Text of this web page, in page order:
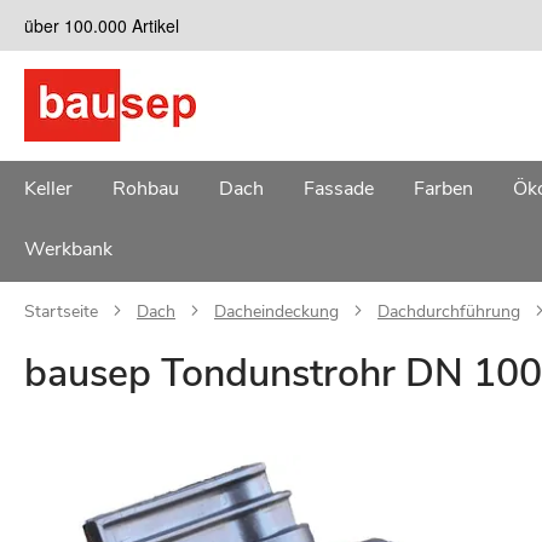
Zum
Inhalt
springen
über 100.000 Artikel
Keller Rohbau Dach Fassade Farben
Werkbank
Startseite Dach Dacheindeckung Dachdurchführung
bausep Tondunstrohr DN